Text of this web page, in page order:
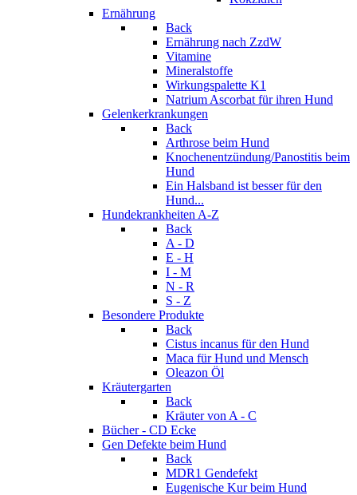
Ernährung
Back
Ernährung nach ZzdW
Vitamine
Mineralstoffe
Wirkungspalette K1
Natrium Ascorbat für ihren Hund
Gelenkerkrankungen
Back
Arthrose beim Hund
Knochenentzündung/Panostitis beim
Hund
Ein Halsband ist besser für den
Hund...
Hundekrankheiten A-Z
Back
A - D
E - H
I - M
N - R
S - Z
Besondere Produkte
Back
Cistus incanus für den Hund
Maca für Hund und Mensch
Oleazon Öl
Kräutergarten
Back
Kräuter von A - C
Bücher - CD Ecke
Gen Defekte beim Hund
Back
MDR1 Gendefekt
Eugenische Kur beim Hund